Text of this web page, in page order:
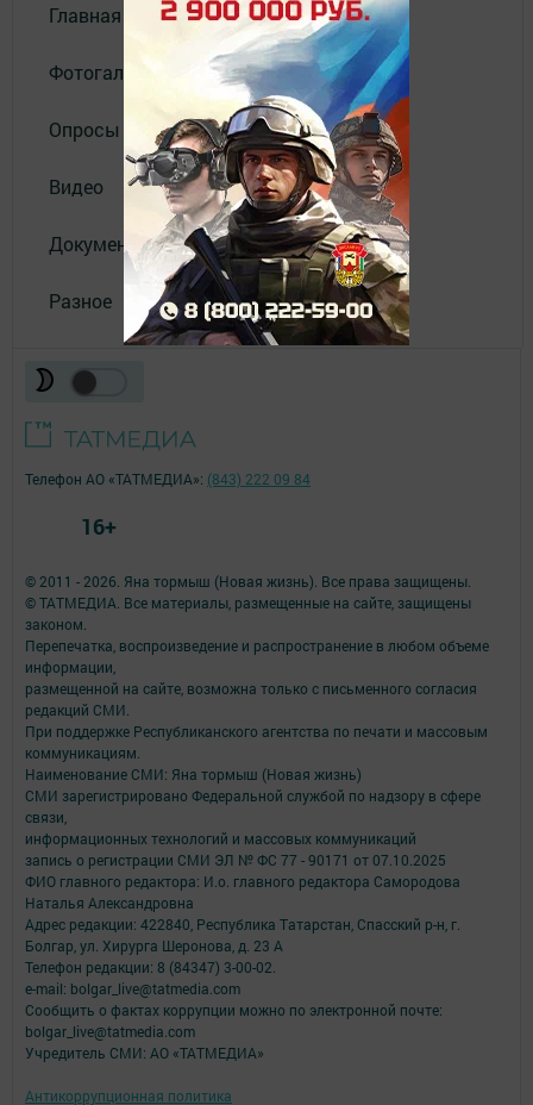
Главная
Фотогалереи
Опросы
Видео
Документы
Разное
© 2011 - 2026. Яна тормыш (Новая жизнь). Все права защищены.
© ТАТМЕДИА. Все материалы, размещенные на сайте, защищены
законом.
Перепечатка, воспроизведение и распространение в любом объеме
информации,
размещенной на сайте, возможна только с письменного согласия
редакций СМИ.
При поддержке Республиканского агентства по печати и массовым
коммуникациям.
Наименование СМИ: Яна тормыш (Новая жизнь)
СМИ зарегистрировано Федеральной службой по надзору в сфере
связи,
информационных технологий и массовых коммуникаций
запись о регистрации СМИ ЭЛ № ФС 77 - 90171 от 07.10.2025
ФИО главного редактора: И.о. главного редактора Самородова
Наталья Александровна
Адрес редакции: 422840, Республика Татарстан, Спасский р-н, г.
Болгар, ул. Хирурга Шеронова, д. 23 А
Телефон редакции: 8 (84347) 3-00-02.
e-mail: bolgar_live@tatmedia.com
Сообщить о фактах коррупции можно по электронной почте:
bolgar_live@tatmedia.com
Учредитель СМИ: АО «ТАТМЕДИА»
Антикоррупционная политика
Телефон АО «ТАТМЕДИА»: (843) 222 09 84
16+